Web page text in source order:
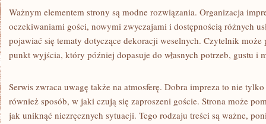
Ważnym elementem strony są modne rozwiązania. Organizacja
oczekiwaniami gości, nowymi zwyczajami i dostępnością różnych
pojawiać się tematy dotyczące dekoracji weselnych. Czytelnik
punkt wyjścia, który później dopasuje do własnych potrzeb, gustu i
Serwis zwraca uwagę także na atmosferę. Dobra impreza to nie
również sposób, w jaki czują się zaproszeni goście. Strona może
jak uniknąć niezręcznych sytuacji. Tego rodzaju treści są ważne,